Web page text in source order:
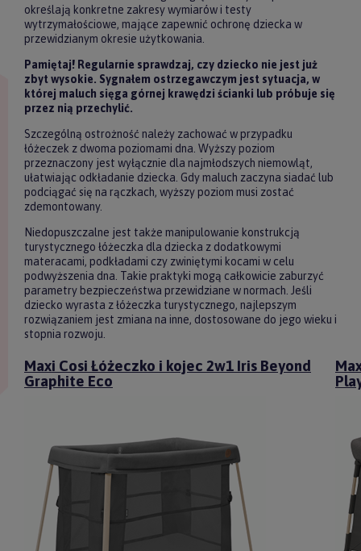
określają konkretne zakresy wymiarów i testy
wytrzymałościowe, mające zapewnić ochronę dziecka w
przewidzianym okresie użytkowania.
Pamiętaj! Regularnie sprawdzaj, czy dziecko nie jest już
zbyt wysokie. Sygnałem ostrzegawczym jest sytuacja, w
której maluch sięga górnej krawędzi ścianki lub próbuje się
przez nią przechylić.
Szczególną ostrożność należy zachować w przypadku
łóżeczek z dwoma poziomami dna. Wyższy poziom
przeznaczony jest wyłącznie dla najmłodszych niemowląt,
ułatwiając odkładanie dziecka. Gdy maluch zaczyna siadać lub
podciągać się na rączkach, wyższy poziom musi zostać
zdemontowany.
Niedopuszczalne jest także manipulowanie konstrukcją
turystycznego łóżeczka dla dziecka z dodatkowymi
materacami, podkładami czy zwiniętymi kocami w celu
podwyższenia dna. Takie praktyki mogą całkowicie zaburzyć
parametry bezpieczeństwa przewidziane w normach. Jeśli
dziecko wyrasta z łóżeczka turystycznego, najlepszym
rozwiązaniem jest zmiana na inne, dostosowane do jego wieku i
stopnia rozwoju.
Maxi Cosi Łóżeczko i kojec 2w1 Iris Beyond
Graphite Eco